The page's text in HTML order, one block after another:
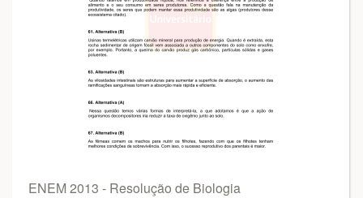
ENEM 2013 - Resolução de Biologia